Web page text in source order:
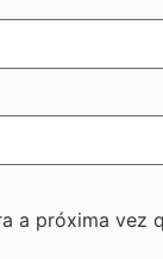
a próxima vez